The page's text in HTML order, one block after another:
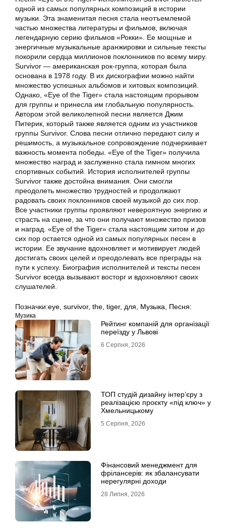
одной из самых популярных композиций в истории
музыки. Эта знаменитая песня стала неотъемлемой
частью множества литературы и фильмов, включая
легендарную серию фильмов «Рокки». Ее мощные и
энергичные музыкальные аранжировки и сильные тексты
покорили сердца миллионов поклонников по всему миру.
Survivor — американская рок-группа, которая была
основана в 1978 году. В их дискографии можно найти
множество успешных альбомов и хитовых композиций.
Однако, «Eye of the Tiger» стала настоящим прорывом
для группы и принесла им глобальную популярность.
Автором этой великолепной песни является Джим
Питерик, который также является одним из участников
группы Survivor. Слова песни отлично передают силу и
решимость, а музыкальное сопровождение подчеркивает
важность момента победы. «Eye of the Tiger» получила
множество наград и заслуженно стала гимном многих
спортивных событий. История исполнителей группы
Survivor также достойна внимания. Они смогли
преодолеть множество трудностей и продолжают
радовать своих поклонников своей музыкой до сих пор.
Все участники группы проявляют невероятную энергию и
страсть на сцене, за что они получают множество призов
и наград. «Eye of the Tiger» стала настоящим хитом и до
сих пор остается одной из самых популярных песен в
истории. Ее звучание вдохновляет и мотивирует людей
достигать своих целей и преодолевать все преграды на
пути к успеху. Биография исполнителей и тексты песен
Survivor всегда вызывают восторг и вдохновляют своих
слушателей.
Позначки:eye, survivor, the, tiger, для, Музыка, Песня:
Музика
Рейтинг компаній для організації
переїзду у Львові
6 Серпня, 2026
ТОП студій дизайну інтер’єру з
реалізацією проєкту «під ключ» у
Хмельницькому
5 Серпня, 2026
Фінансовий менеджмент для
фрілансерів: як збалансувати
нерегулярні доходи
28 Липня, 2026